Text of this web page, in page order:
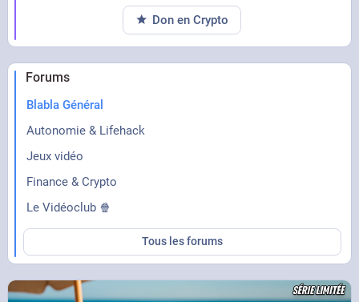
Forums
Blabla Général
Autonomie & Lifehack
Jeux vidéo
Finance & Crypto
Le Vidéoclub 🍿
Tous les forums
Don en Crypto